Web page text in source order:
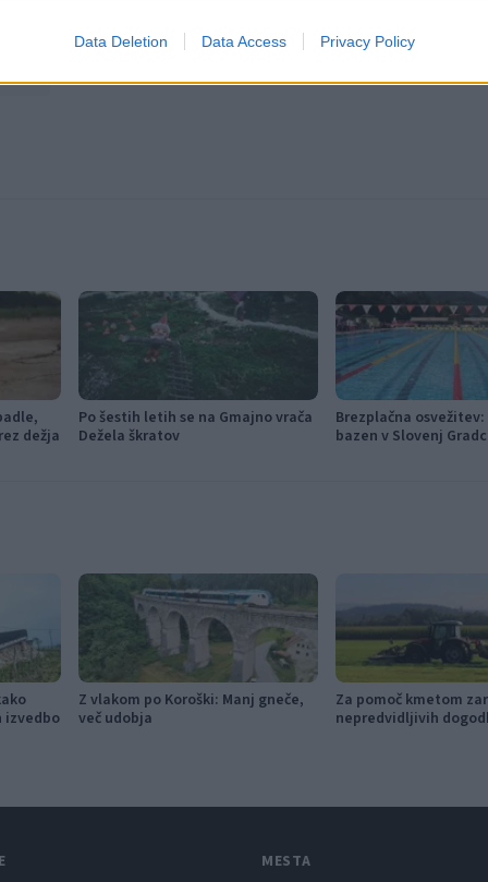
Data Deletion Data Access Privacy Policy
dežja
Po šestih letih se na Gmajno vrača
Dežela škratov
Brezplačna
bazen v Slovenj
Z vlakom po Koroški: Manj gneče,
več udobja
Za pomoč kmetom
nepredvidljivih
MESTA